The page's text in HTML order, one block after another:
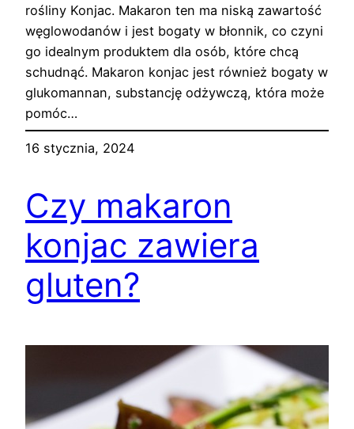
rośliny Konjac. Makaron ten ma niską zawartość
węglowodanów i jest bogaty w błonnik, co czyni
go idealnym produktem dla osób, które chcą
schudnąć. Makaron konjac jest również bogaty w
glukomannan, substancję odżywczą, która może
pomóc…
16 stycznia, 2024
Czy makaron
konjac zawiera
gluten?